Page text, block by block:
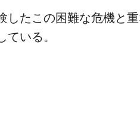
したこの困難な危機と
いる。